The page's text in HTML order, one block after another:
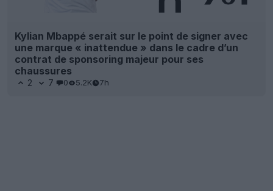
Kylian Mbappé serait sur le point de signer avec
une marque « inattendue » dans le cadre d’un
contrat de sponsoring majeur pour ses
chaussures
2 7 0 5.2K 7h